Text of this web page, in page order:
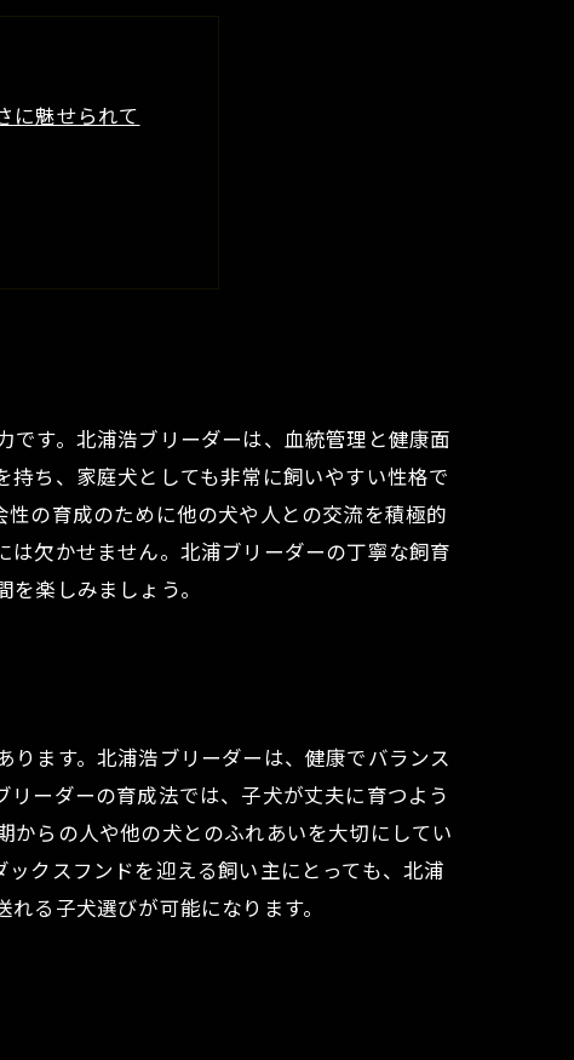
に魅せられて
幸せな暮らしを
す。北浦浩ブリーダーは、血統管理と健康面
ち、家庭犬としても非常に飼いやすい性格で
の育成のために他の犬や人との交流を積極的
欠かせません。北浦ブリーダーの丁寧な飼育
楽しみましょう。
ます。北浦浩ブリーダーは、健康でバランス
ーダーの育成法では、子犬が丈夫に育つよう
らの人や他の犬とのふれあいを大切にしてい
クスフンドを迎える飼い主にとっても、北浦
る子犬選びが可能になります。